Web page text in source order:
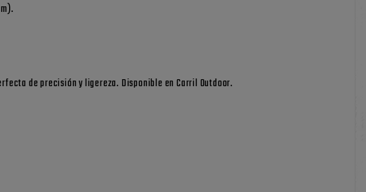
de precisión y ligereza. Disponible en Carril Outdoor.